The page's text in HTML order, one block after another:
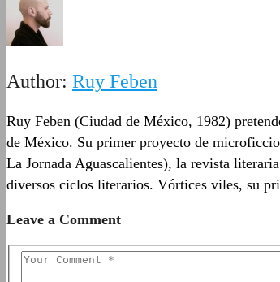
Author: Ruy Feben
Ruy Feben (Ciudad de México, 1982)
de México. Su primer proyecto de
La Jornada Aguascalientes), la revista
diversos ciclos literarios. Vórtices viles, su
Leave a Comment